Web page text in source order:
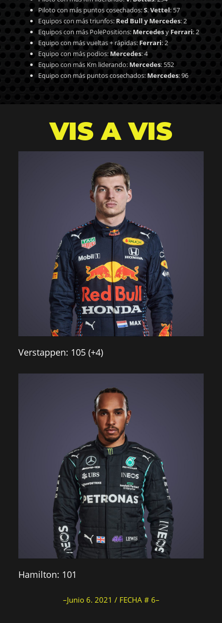
Piloto con más puntos cosechados:S.Vettel: 57
Equipos con más triunfos: Red Bull y Mercedes: 2
Equipos con más PolePositions: Mercedesy Ferrari: 2
Equipo con más vueltas + rápidas:Ferrari: 2
Equipo con más podios: Mercedes: 4
Equipo con más Km liderando: Mercedes: 552
Equipo con más puntos cosechados: Mercedes: 96
VIS A VIS
Verstappen: 105 (+4)
Hamilton: 101
–Junio 6. 2021 / FECHA # 6–